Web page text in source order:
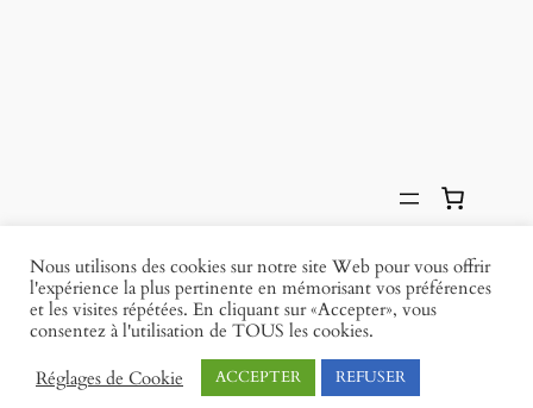
Photographe d'oiseaux •
Histoires de plumes
Facebook
Instagram
Politique de confidentialitéConditions générales
Politique de cookies
Nous utilisons des cookies sur notre site Web pour vous offrir
l'expérience la plus pertinente en mémorisant vos préférences
et les visites répétées. En cliquant sur «Accepter», vous
consentez à l'utilisation de TOUS les cookies.
Réglages de Cookie
ACCEPTER REFUSER